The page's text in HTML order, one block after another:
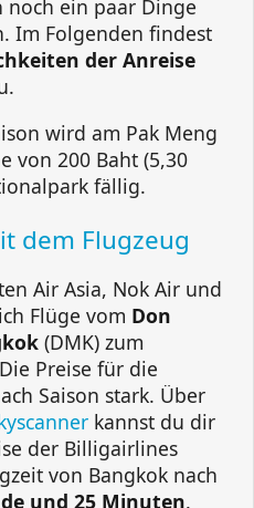
noch ein paar Dinge
Im Folgenden findest
der Anreise
wird am Pak Meng
von 200 Baht (5,30
fällig.
dem Flugzeug
Air Asia, Nok Air und
Flüge vom Don
(DMK) zum
Preise für die
Saison stark. Über
kannst du dir
der Billigairlines
von Bangkok nach
und 25 Minuten.